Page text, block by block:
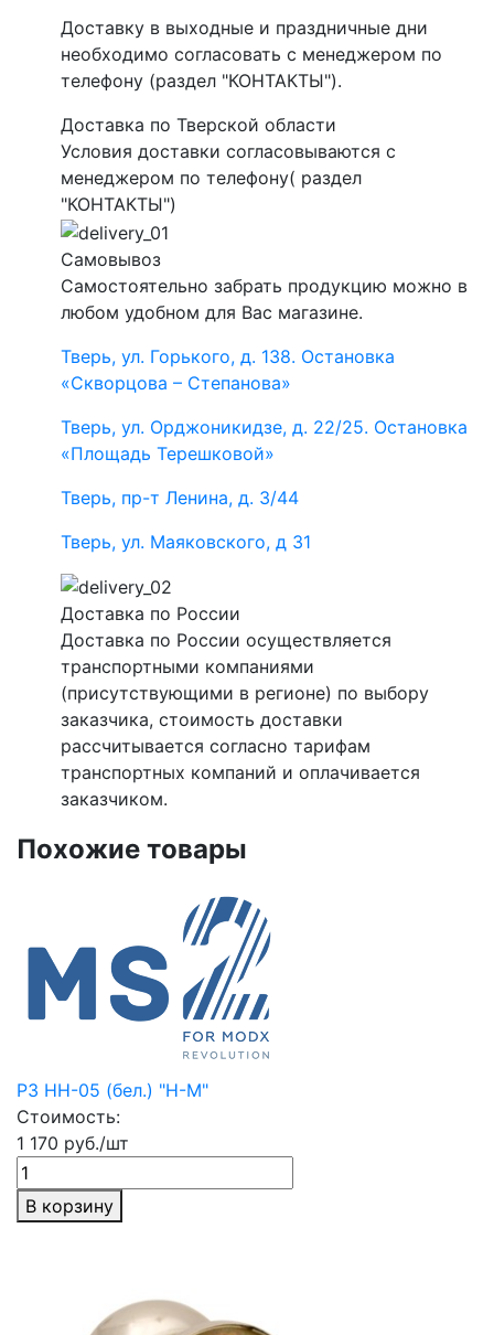
Доставку в выходные и праздничные дни
необходимо согласовать с менеджером по
телефону (раздел "КОНТАКТЫ").
Доставка по Тверской области
Условия доставки согласовываются с
менеджером по телефону( раздел
"КОНТАКТЫ")
Самовывоз
Самостоятельно забрать продукцию можно в
любом удобном для Вас магазине.
Тверь, ул. Горького, д. 138. Остановка
«Скворцова – Степанова»
Тверь, ул. Орджоникидзе, д. 22/25. Остановка
«Площадь Терешковой»
Тверь, пр-т Ленина, д. 3/44
Тверь, ул. Маяковского, д 31
Доставка по России
Доставка по России осуществляется
транспортными компаниями
(присутствующими в регионе) по выбору
заказчика, стоимость доставки
рассчитывается согласно тарифам
транспортных компаний и оплачивается
заказчиком.
Похожие товары
РЗ НН-05 (бел.) "Н-М"
Стоимость:
1 170 руб./шт
В корзину